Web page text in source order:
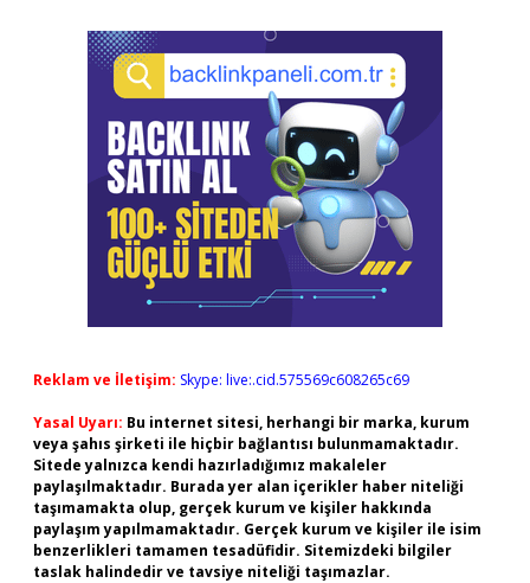
Reklam ve İletişim: Skype: live:.cid.575569c608265c69
Yasal Uyarı: Bu internet sitesi, herhangi bir marka, kurum
veya şahıs şirketi ile hiçbir bağlantısı bulunmamaktadır.
Sitede yalnızca kendi hazırladığımız makaleler
paylaşılmaktadır. Burada yer alan içerikler haber niteliği
taşımamakta olup, gerçek kurum ve kişiler hakkında
paylaşım yapılmamaktadır. Gerçek kurum ve kişiler ile isim
benzerlikleri tamamen tesadüfidir. Sitemizdeki bilgiler
taslak halindedir ve tavsiye niteliği taşımazlar.